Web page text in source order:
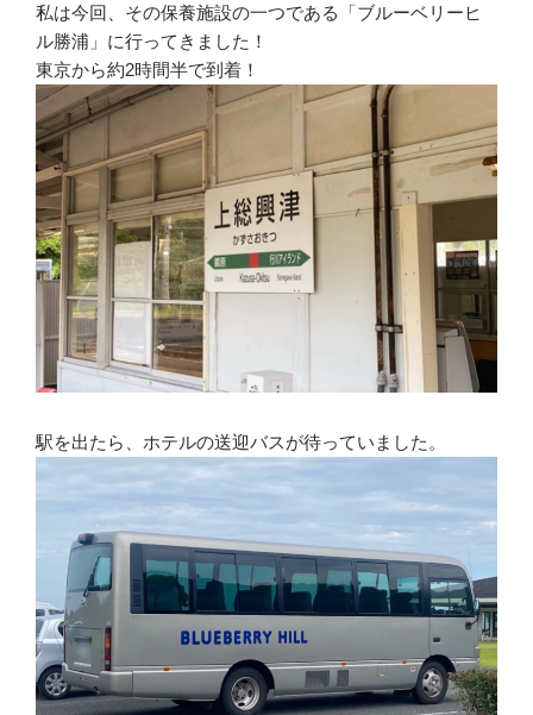
私は今回、その保養施設の一つである「ブルーベリーヒ
ル勝浦」に行ってきました！
東京から約2時間半で到着！
駅を出たら、ホテルの送迎バスが待っていました。